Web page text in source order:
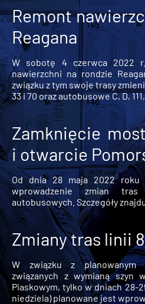
Remont
Reagana
W sobotę 4 czerwca 2022
nawierzchni na rondzie
związku z tym swoje trasy
33 i 70 oraz autobusowe C, D,
Zamknięcie
i otwarcie
Od dnia 28 maja 2022 roku
wprowadzenie zmian
autobusowych. Szczegóły
Zmiany tras linii
W związku z planowanym
związanych z wymianą szyn
Piaskowym, tylko w dniach 28-
niedziela) planowane jest